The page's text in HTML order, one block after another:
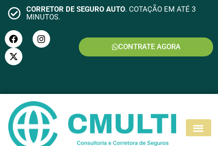
CORRETOR DE SEGURO AUTO. COTAÇÃO EM ATÉ 3
MINUTOS.
CONTRATE AGORA
SEGURO MOTO